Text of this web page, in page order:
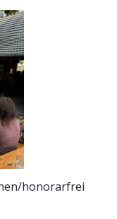
honorarfrei